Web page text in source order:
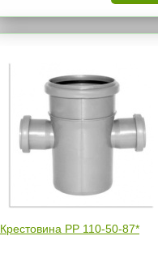
Крестовина РР 110-50-87*